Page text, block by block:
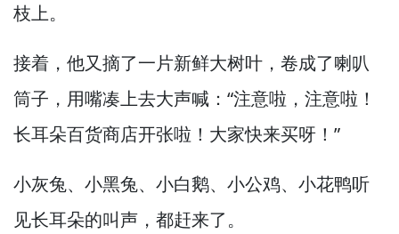
枝上。
接着， 他又摘了一片新鲜大树叶， 卷成了喇叭
筒子， 用嘴凑上去大声喊：“注意啦， 注意啦！
长耳朵百货商店开张啦！ 大家快来买呀！”
小灰兔、小黑兔、小白鹅、小公鸡、小花鸭听
见长耳朵的叫声， 都赶来了。